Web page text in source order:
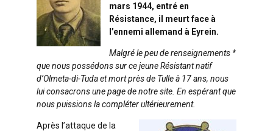
mars 1944, entré en
Résistance, il meurt face à
l’ennemi allemand à Eyrein.
Malgré le peu de renseignements *
que nous possédons sur ce jeune Résistant natif
d’Olmeta-di-Tuda et mort près de Tulle à 17 ans, nous
lui consacrons une page de notre site. En espérant que
nous puissions la compléter ultérieurement.
Après l’attaque de la